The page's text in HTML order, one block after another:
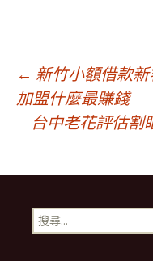
文
章
導
航
← 新竹小額借款
加盟什麼最賺錢
台中老花評估割
搜
尋